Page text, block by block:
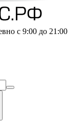
с 9:00 до 21:00